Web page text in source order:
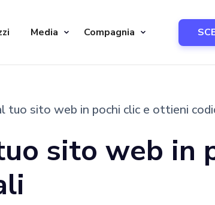
Media Compagnia
tuo sito web in pochi clic e ottieni
sito web in